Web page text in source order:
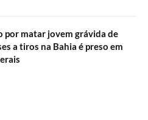
por matar jovem grávida de
a tiros na Bahia é preso em